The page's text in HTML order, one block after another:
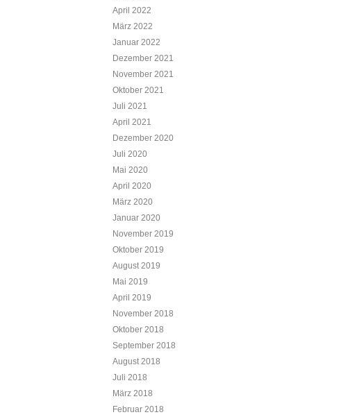
April 2022
März 2022
Januar 2022
Dezember 2021
November 2021
Oktober 2021
Juli 2021
April 2021
Dezember 2020
Juli 2020
Mai 2020
April 2020
März 2020
Januar 2020
November 2019
Oktober 2019
August 2019
Mai 2019
April 2019
November 2018
Oktober 2018
September 2018
August 2018
Juli 2018
März 2018
Februar 2018